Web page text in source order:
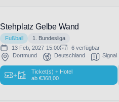
Stehplatz Gelbe Wand
Fußball
1. Bundesliga
13 Feb, 2027 15:00
6 verfügbar
Dortmund
Deutschland Signal
+
Ticket(s) + Hotel
ab€368,00